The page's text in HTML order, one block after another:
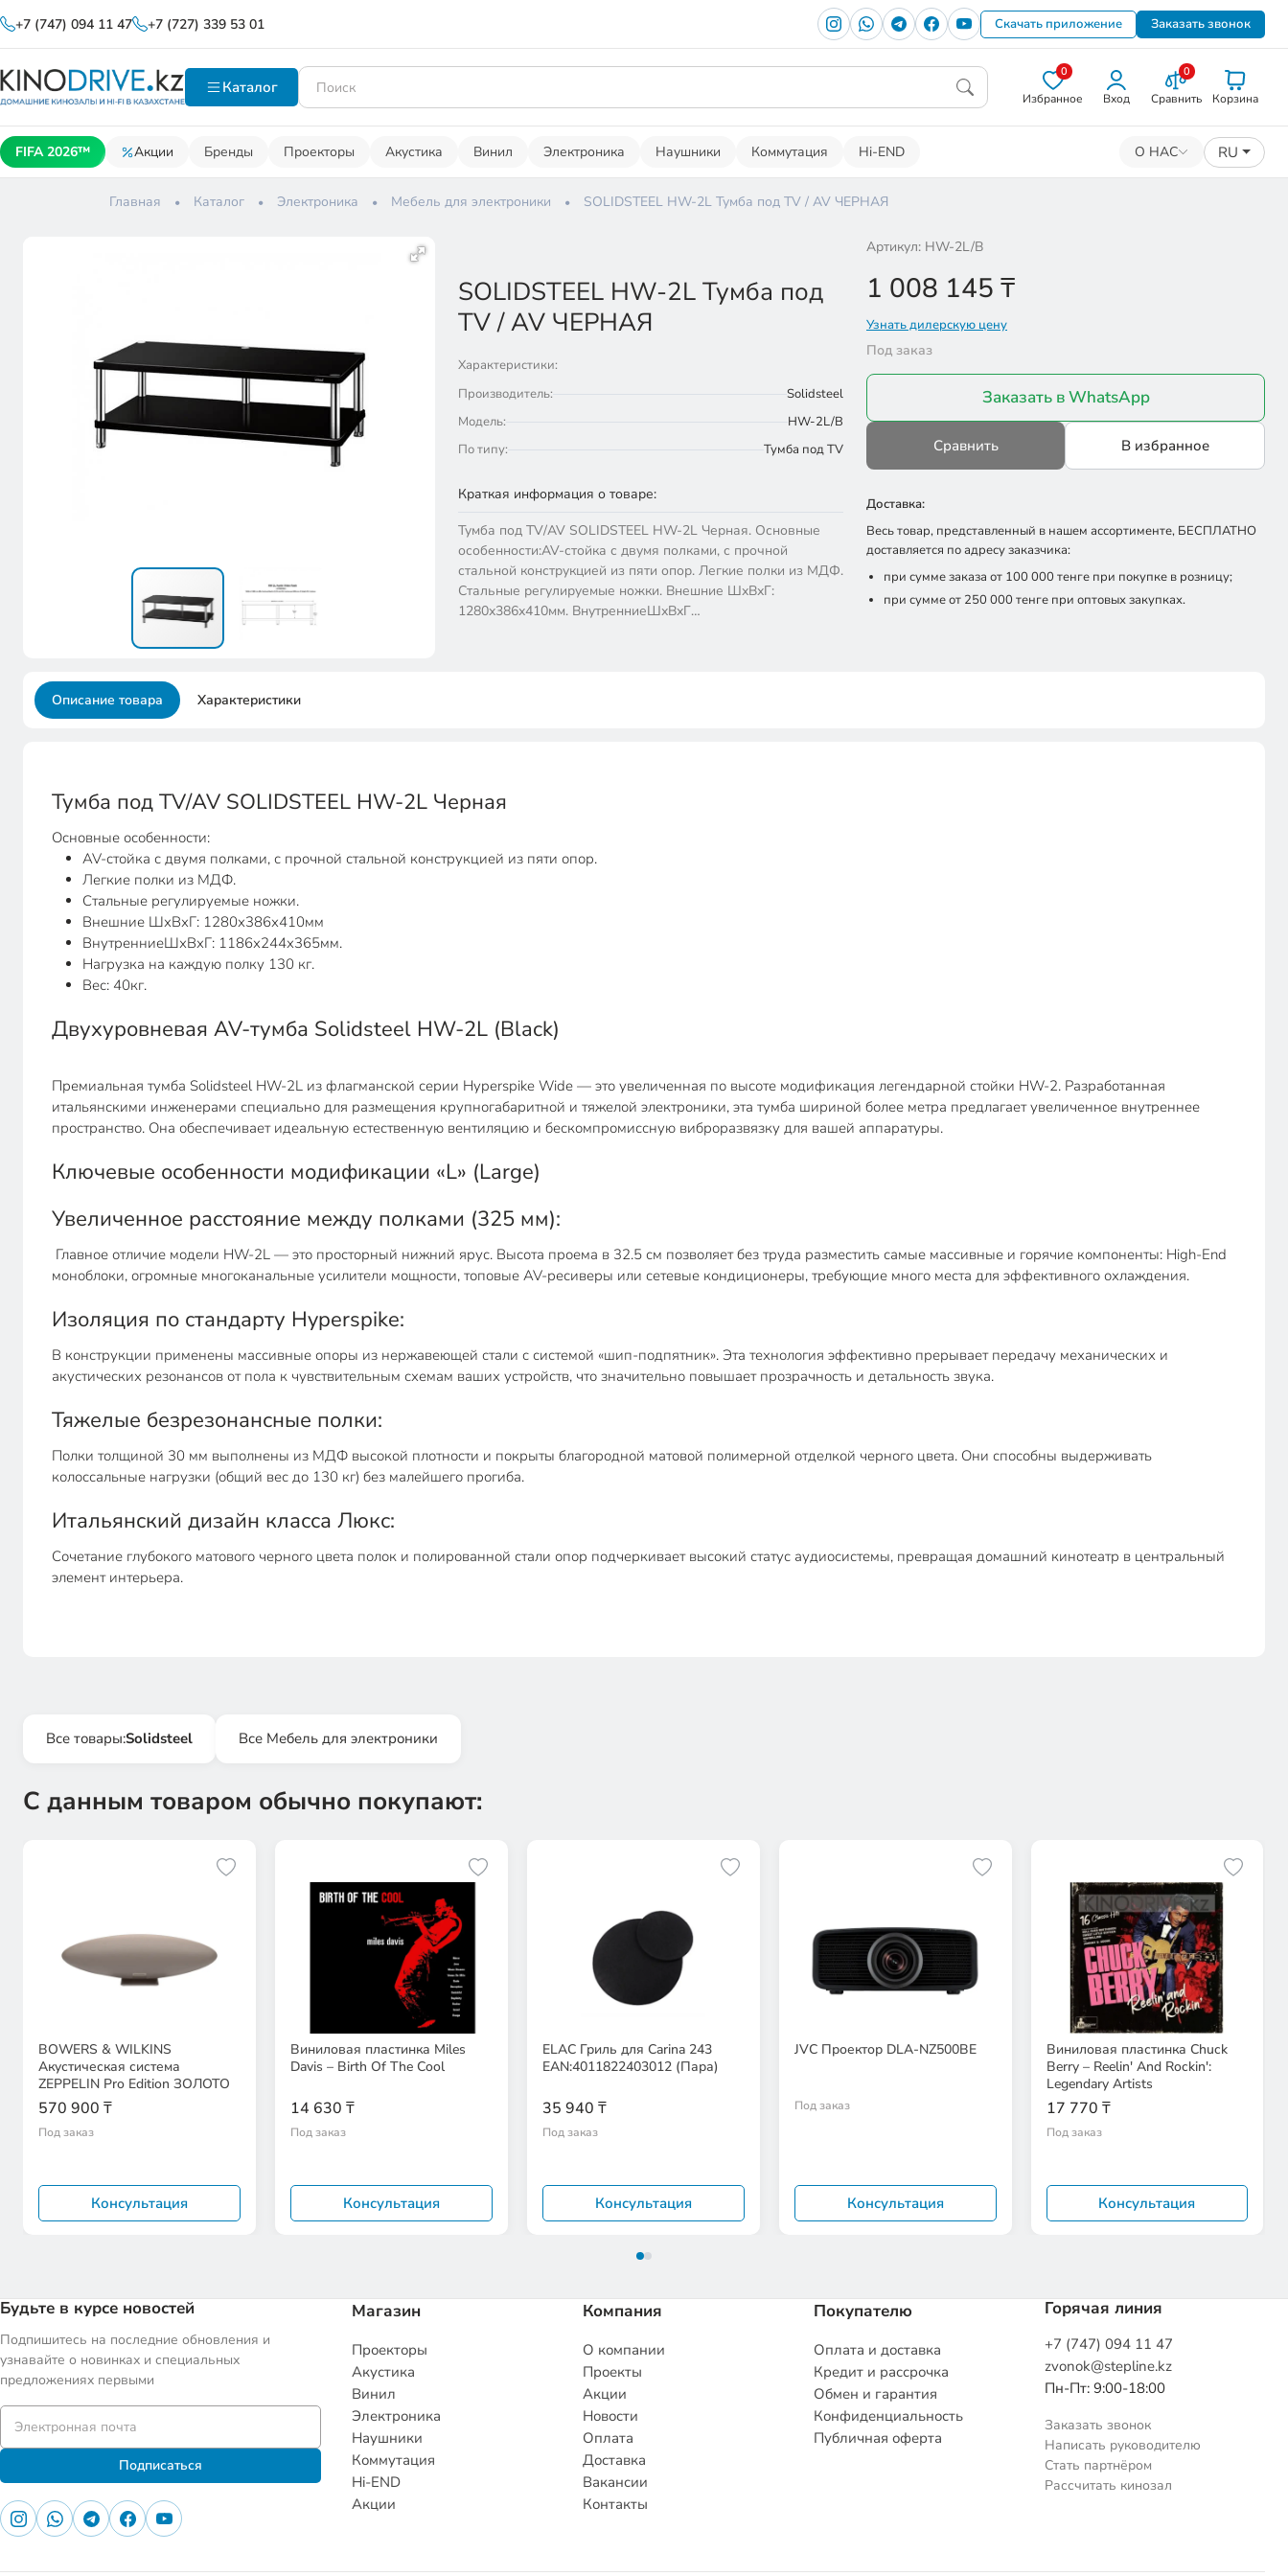
+7 (747) 094 11 47 +7 (727) 339 53 01 Скачать приложение Заказать звонок
Каталог
0
Избранное Вход
0
Сравнить Корзина
FIFA 2026™ Акции Бренды Проекторы Акустика Винил Электроника Наушники Коммутация Hi-END О НАС RU
Главная Каталог Электроника Мебель для электроники SOLIDSTEEL HW-2L Тумба под TV / AV ЧЕРНАЯ
SOLIDSTEEL HW-2L Тумба под
TV / AV ЧЕРНАЯ
Характеристики:
Производитель:
Solidsteel
Модель:
HW-2L/B
По типу:
Тумба под TV
Краткая информация о товаре:
Тумба под TV/AV SOLIDSTEEL HW-2L Черная. Основные
особенности:AV-стойка с двумя полками, с прочной
стальной конструкцией из пяти опор. Легкие полки из МДФ.
Стальные регулируемые ножки. Внешние ШхВхГ:
1280х386х410мм. ВнутренниеШхВхГ…
Артикул: HW-2L/B
1 008 145 ₸
Узнать дилерскую цену
Под заказ
Заказать в WhatsApp
Сравнить В избранное
Доставка:
Весь товар, представленный в нашем ассортименте, БЕСПЛАТНО
доставляется по адресу заказчика:
при сумме заказа от 100 000 тенге при покупке в розницу;
при сумме от 250 000 тенге при оптовых закупках.
Описание товара Характеристики
Тумба под TV/AV SOLIDSTEEL HW-2L Черная
Основные особенности:
AV-стойка с двумя полками, с прочной стальной конструкцией из пяти опор.
Легкие полки из МДФ.
Стальные регулируемые ножки.
Внешние ШхВхГ: 1280х386х410мм
ВнутренниеШхВхГ: 1186х244х365мм.
Нагрузка на каждую полку 130 кг.
Вес: 40кг.
Двухуровневая AV-тумба Solidsteel HW-2L (Black)
Премиальная тумба Solidsteel HW-2L из флагманской серии Hyperspike Wide — это увеличенная по высоте модификация легендарной стойки HW-2. Разработанная
итальянскими инженерами специально для размещения крупногабаритной и тяжелой электроники, эта тумба шириной более метра предлагает увеличенное внутреннее
пространство. Она обеспечивает идеальную естественную вентиляцию и бескомпромиссную виброразвязку для вашей аппаратуры.
Ключевые особенности модификации «L» (Large)
Увеличенное расстояние между полками (325 мм):
Главное отличие модели HW-2L — это просторный нижний ярус. Высота проема в 32.5 см позволяет без труда разместить самые массивные и горячие компоненты: High-End
моноблоки, огромные многоканальные усилители мощности, топовые AV-ресиверы или сетевые кондиционеры, требующие много места для эффективного охлаждения.
Изоляция по стандарту Hyperspike:
В конструкции применены массивные опоры из нержавеющей стали с системой «шип-подпятник». Эта технология эффективно прерывает передачу механических и
акустических резонансов от пола к чувствительным схемам ваших устройств, что значительно повышает прозрачность и детальность звука.
Тяжелые безрезонансные полки:
Полки толщиной 30 мм выполнены из МДФ высокой плотности и покрыты благородной матовой полимерной отделкой черного цвета. Они способны выдерживать
колоссальные нагрузки (общий вес до 130 кг) без малейшего прогиба.
Итальянский дизайн класса Люкс:
Сочетание глубокого матового черного цвета полок и полированной стали опор подчеркивает высокий статус аудиосистемы, превращая домашний кинотеатр в центральный
элемент интерьера.
Все товары:Solidsteel Все Мебель для электроники
С данным товаром обычно покупают:
BOWERS & WILKINS
Акустическая система
ZEPPELIN Pro Edition ЗОЛОТО
570 900 ₸
Под заказ
Консультация
Виниловая пластинка Miles
Davis – Birth Of The Cool
14 630 ₸
Под заказ
Консультация
ELAC Гриль для Carina 243
EAN:4011822403012 (Пара)
35 940 ₸
Под заказ
Консультация
JVC Проектор DLA-NZ500BE
Под заказ
Консультация
Виниловая пластинка Chuck
Berry – Reelin' And Rockin':
Legendary Artists
17 770 ₸
Под заказ
Консультация
Будьте в курсе новостей
Подпишитесь на последние обновления и
узнавайте о новинках и специальных
предложениях первыми
Подписаться
Магазин
Проекторы
Акустика
Винил
Электроника
Наушники
Коммутация
Hi-END
Акции
Компания
О компании
Проекты
Акции
Новости
Оплата
Доставка
Вакансии
Контакты
Покупателю
Оплата и доставка
Кредит и рассрочка
Обмен и гарантия
Конфиденциальность
Публичная оферта
Горячая линия
+7 (747) 094 11 47
zvonok@stepline.kz
Пн-Пт: 9:00-18:00
Заказать звонок
Написать руководителю
Стать партнёром
Рассчитать кинозал